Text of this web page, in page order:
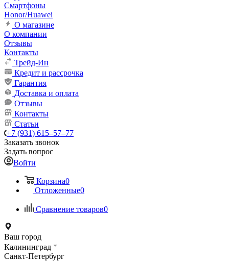
Смартфоны
Honor/Huawei
О магазине
О компании
Отзывы
Контакты
Трейд-Ин
Кредит и рассрочка
Гарантия
Доставка и оплата
Отзывы
Контакты
Статьи
+7 (931) 615‒57‒77
Заказать звонок
Задать вопрос
Войти
Корзина0
Отложенные0
Сравнение товаров0
Ваш город
Калининград
Санкт-Петербург